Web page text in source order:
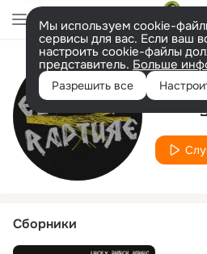
Мы используем cookie-
сервисы для вас. Если ваш
настроить cookie-файлы
представитель. Больше
Разрешить все
Сборники